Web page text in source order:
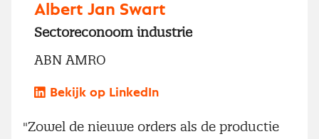
Albert Jan Swart
Sectoreconoom industrie
ABN AMRO
Bekijk op LinkedIn
"Zowel de nieuwe orders als de productie